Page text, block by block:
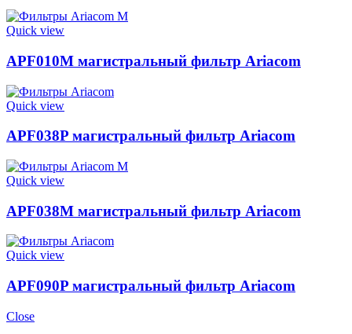
Quick view
APF010M магистральный фильтр Ariacom
Quick view
APF038P магистральный фильтр Ariacom
Quick view
APF038M магистральный фильтр Ariacom
Quick view
APF090P магистральный фильтр Ariacom
Close